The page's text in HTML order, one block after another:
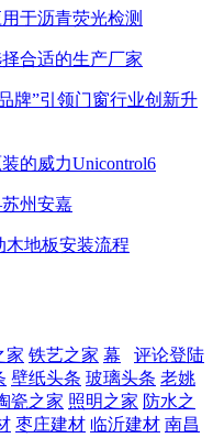
于沥青荧光检测
合适的生产厂家
牌”引领门窗行业创新升
的威力Unicontrol6
州安嘉
木地板安装流程
评论登陆
家 铁艺之家 幕
壁纸头条 玻璃头条 老姚
瓷之家 照明之家 防水之
枣庄建材 临沂建材 南昌